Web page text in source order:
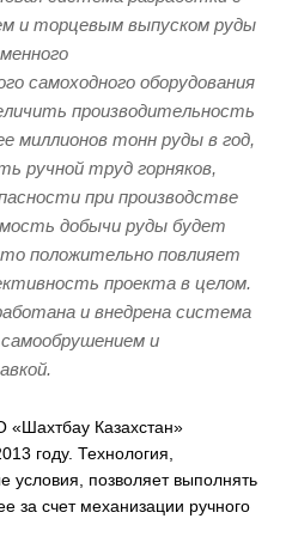
и торцевым выпуском руды
самоходного оборудования
производительность
миллионов тонн руды в год,
ручной труд горняков,
при производстве
добычи руды будет
положительно повлияет
проекта в целом.
и внедрена система
и
«Шахтбау Казахстан»
году. Технология,
условия, позволяет выполнять
за счет механизации ручного